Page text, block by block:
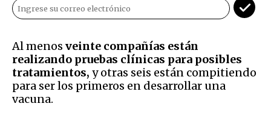
Al menos veinte compañías están
realizando pruebas clínicas para posibles
tratamientos, y otras seis están compitiendo
para ser los primeros en desarrollar una
vacuna.